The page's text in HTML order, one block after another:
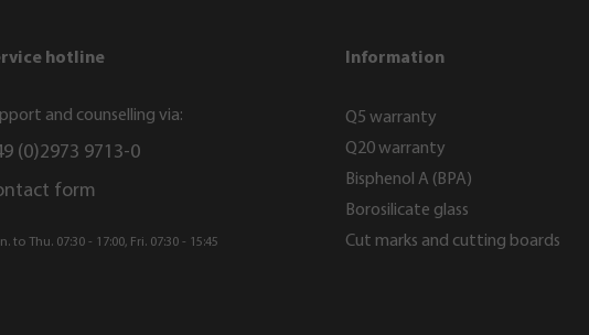
hotline
and counselling via:
(0)2973 9713-0
form
to Thu. 07:30 - 17:00, Fri. 07:30 - 15:45
Information
Q5 warranty
Q20 warranty
Bisphenol A (BPA)
Borosilicate glass
Cut marks and cutting boards